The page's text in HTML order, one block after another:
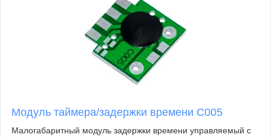
Модуль таймера/задержки времени C005
Малогабаритный модуль задержки времени управляемый с